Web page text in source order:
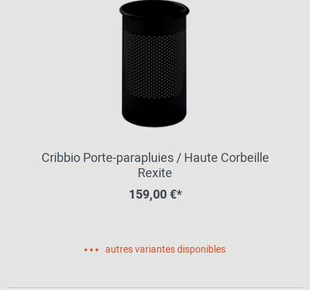
Cribbio Porte-parapluies / Haute Corbeille
Rexite
159,00 €*
autres variantes disponibles